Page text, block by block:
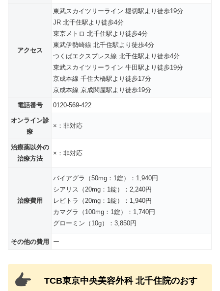
アクセス
東武スカイツリーライン 堀切駅より徒歩19分
JR 北千住駅より徒歩4分
東京メトロ 北千住駅より徒歩4分
東武伊勢崎線 北千住駅より徒歩4分
つくばエクスプレス線 北千住駅より徒歩4分
東武スカイツリーライン 牛田駅より徒歩19分
京成本線 千住大橋駅より徒歩17分
京成本線 京成関屋駅より徒歩19分
電話番号 0120-569-422
オンライン診
療
×：非対応
治療薬以外の
治療方法
×：非対応
治療費用
バイアグラ（50mg：1錠）：1,940円
シアリス（20mg：1錠）：2,240円
レビトラ（20mg：1錠）：1,940円
カマグラ（100mg：1錠）：1,740円
グローミン（10g）：3,850円
その他の費用 ー
TCB東京中央美容外科 北千住院のおす